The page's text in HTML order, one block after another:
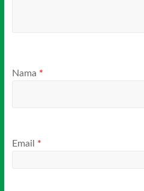
Nama *
Email *